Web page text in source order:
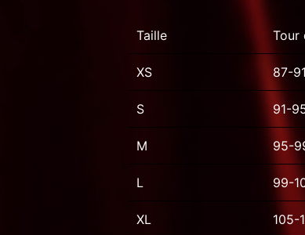
Taille Tour
XS 87-91
S 91-
M 95-
L 99-
XL 105-